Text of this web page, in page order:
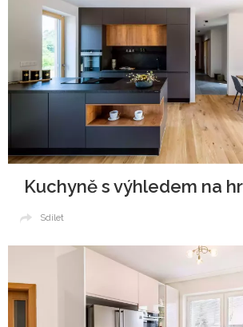
Kuchyně s výhledem na
Sdílet